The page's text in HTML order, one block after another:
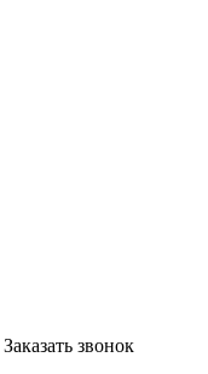
Заказать звонок